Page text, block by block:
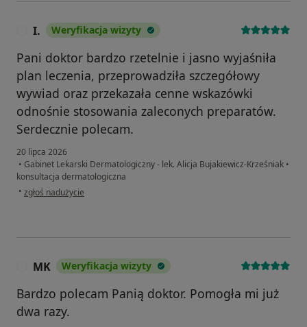
I. Weryfikacja wizyty
Pani doktor bardzo rzetelnie i jasno wyjaśniła
plan leczenia, przeprowadziła szczegółowy
wywiad oraz przekazała cenne wskazówki
odnośnie stosowania zaleconych preparatów.
Serdecznie polecam.
20 lipca 2026
• Gabinet Lekarski Dermatologiczny - lek. Alicja Bujakiewicz-Krześniak •
konsultacja dermatologiczna
• w opinii użytkownika I.
zgłoś nadużycie
MK Weryfikacja wizyty
Bardzo polecam Panią doktor. Pomogła mi już
dwa razy.